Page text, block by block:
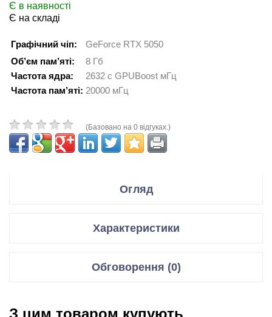
Є в наявності
Є на складі
Графічний чіп:
GeForce RTX 5050
Об’єм пам’яті:
8 Гб
Частота ядра:
2632 с GPUBoost мГц
Частота пам’яті: 20000 мГц
(Базовано на 0 відгуках.)
Огляд
Код производителя GV-N5050GAMING OC-8GD
Характеристики
Обговорення (0)
З цим товаром купують